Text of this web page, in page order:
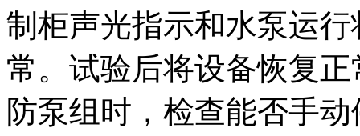
制柜声光指示和水泵运
常。试验后将设备恢复
防泵组时，检查能否手